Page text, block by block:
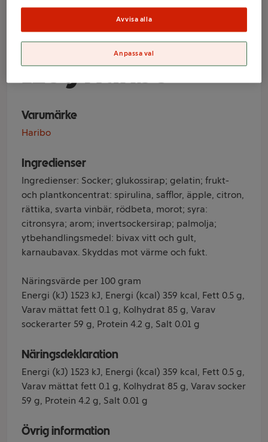
Godis Stora
Nappar Skum
120g Haribo
Varumärke
Haribo
Ingredienser
Ingredienser: Socker; glukossirap; gelatin; frukt-
och plantkoncentrat: spirulina, safflor, äpple, citron,
rättika, svarta vinbär, rödbeta, morot; syra:
citronsyra; arom; invertsockersirap; palmolja;
ytbehandlingsmedel: bivax vitt och gult,
karnaubavax. Skyddas mot värme och fukt.
Näringsvärde per 100 gram
Energi (kJ) 1523 kJ, Energi (kcal) 359 kcal, Fett 0.5 g,
Varav mättat fett 0.1 g, Kolhydrat 85 g, Varav
sockerarter 59 g, Protein 4.2 g, Salt 0.01 g
Näringsdeklaration
Energi (kJ) 1523 kJ, Energi (kcal) 359 kcal, Fett 0.5 g,
Varav mättat fett 0.1 g, Kolhydrat 85 g, Varav socker
59 g, Protein 4.2 g, Salt 0.01 g
Övrig information
Avvisa alla
Anpassa val